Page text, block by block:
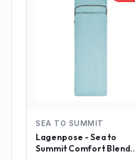
SEA TO SUMMIT
Lagenpose - Sea to
Summit Comfort Blend